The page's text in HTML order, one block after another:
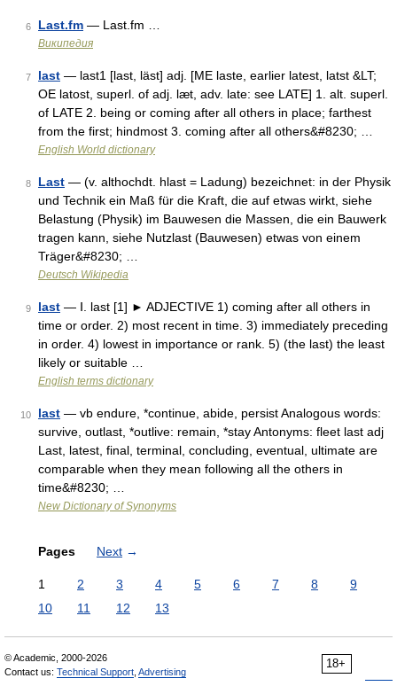
6 Last.fm — Last.fm …
Википедия
7 last — last1 [last, läst] adj. [ME laste, earlier latest, latst &LT;
OE latost, superl. of adj. læt, adv. late: see LATE] 1. alt. superl.
of LATE 2. being or coming after all others in place; farthest
from the first; hindmost 3. coming after all others&#8230; …
English World dictionary
8 Last — (v. althochdt. hlast = Ladung) bezeichnet: in der Physik
und Technik ein Maß für die Kraft, die auf etwas wirkt, siehe
Belastung (Physik) im Bauwesen die Massen, die ein Bauwerk
tragen kann, siehe Nutzlast (Bauwesen) etwas von einem
Träger&#8230; …
Deutsch Wikipedia
9 last — Ⅰ. last [1] ► ADJECTIVE 1) coming after all others in
time or order. 2) most recent in time. 3) immediately preceding
in order. 4) lowest in importance or rank. 5) (the last) the least
likely or suitable …
English terms dictionary
10 last — vb endure, *continue, abide, persist Analogous words:
survive, outlast, *outlive: remain, *stay Antonyms: fleet last adj
Last, latest, final, terminal, concluding, eventual, ultimate are
comparable when they mean following all the others in
time&#8230; …
New Dictionary of Synonyms
Pages Next →
1 2 3 4 5 6 7 8
9
10
11 12 13
18+
© Academic, 2000-2026
Contact us: Technical Support Advertising